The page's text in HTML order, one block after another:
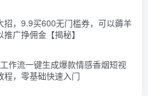
招，9.9买600无门槛券，可以薅羊
广挣佣金【揭秘】
作流一键生成爆款情感香烟短视
程，零基础快速入门